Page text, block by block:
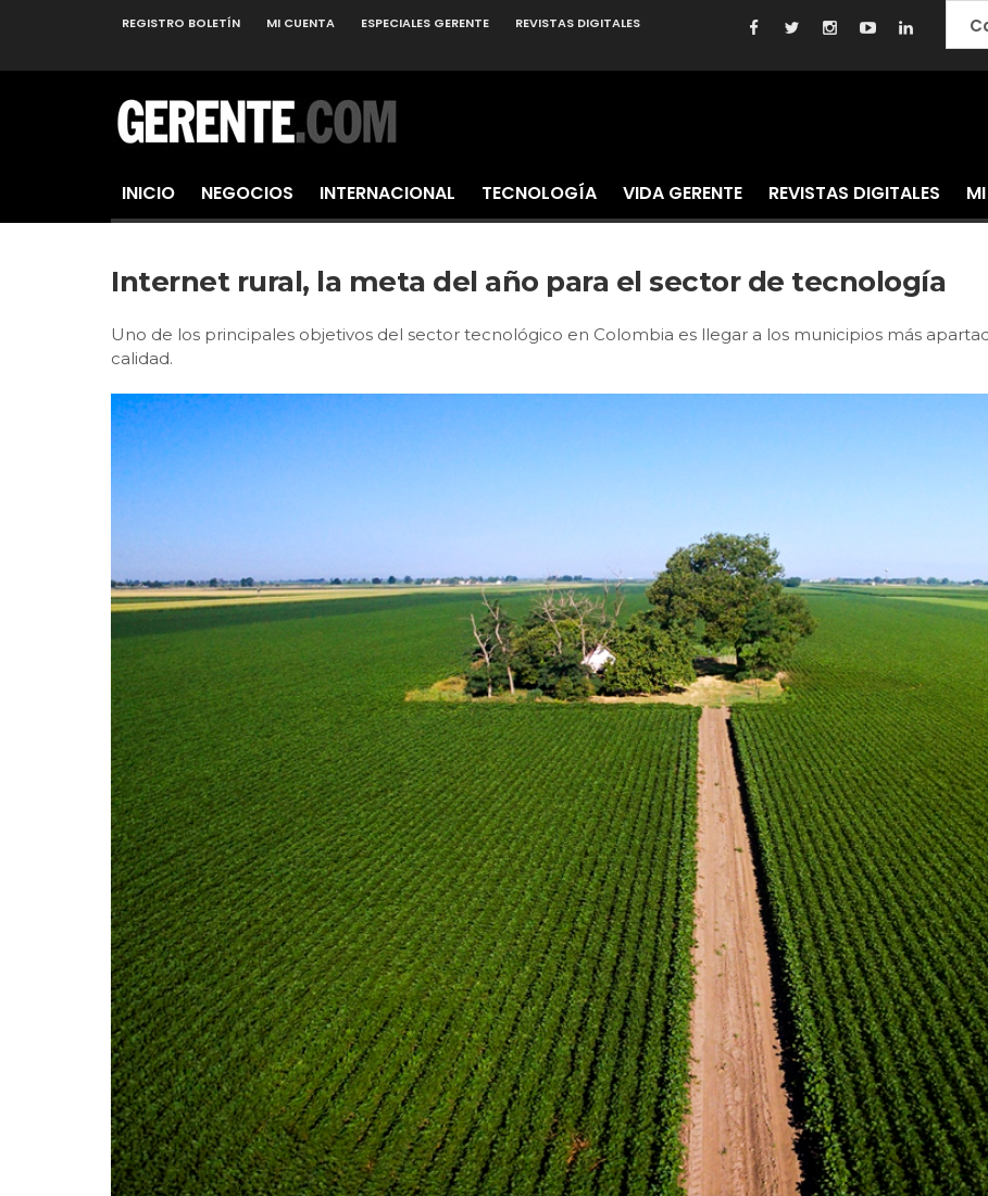
REGISTRO BOLETÍN MI CUENTA ESPECIALES GERENTE REVISTAS DIGITALES
INICIO NEGOCIOS INTERNACIONAL TECNOLOGÍA VIDA GERENTE REVISTAS DIGITALES
Internet rural, la meta del año para el sector de tecnología
Uno de los principales objetivos del sector tecnológico en Colombia es llegar a los municipios más
calidad.